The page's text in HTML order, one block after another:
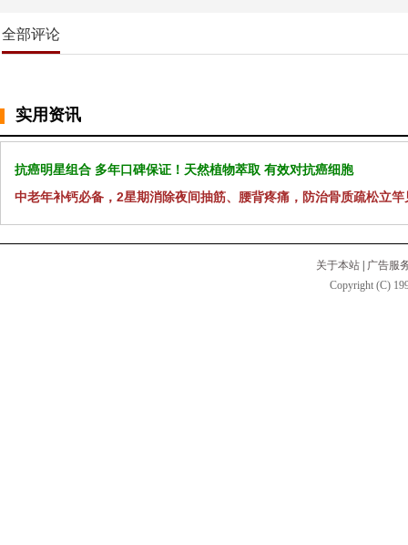
全部评论
实用资讯
抗癌明星组合 多年口碑保证！天然植物萃取 有效对抗癌细胞
中老年补钙必备，2星期消除夜间抽筋、腰背疼痛，防治骨质疏松立竿
关于本站
广告服
Copyright (C)